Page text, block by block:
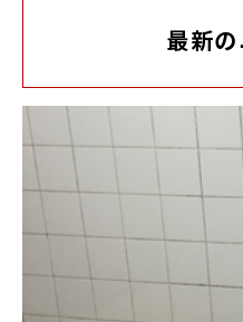
最新